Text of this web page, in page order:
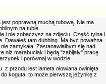
poprawną muchą tubową. Nie ma
na tubie.
i nie zobaczysz na zdjęciu. Część tylna i
Dawałeś tam dubbing. Ma być poważna
zamykała. Zastanawiałbym się nad
niż marabuciak i będą "zabijały" pracę
i porównaj w wodzie.
z przodu lest lameta ołowiana owinięta
koguta, to może pierwszą jeżynkę z